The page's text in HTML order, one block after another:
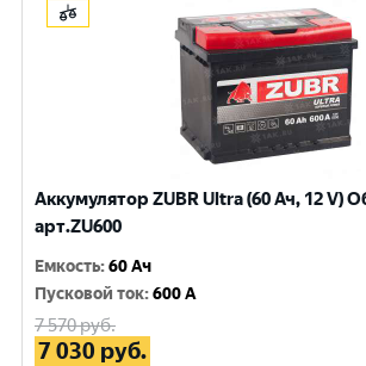
Аккумулятор ZUBR Ultra (60 Ач, 12 V)
арт.ZU600
Емкость:60 Ач
Пусковой ток:600 A
7 570руб.
7 030 руб.